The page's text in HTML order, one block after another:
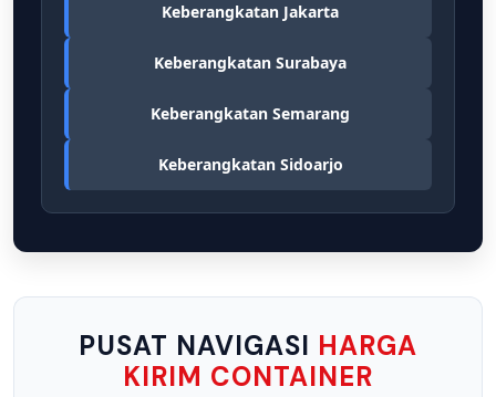
Keberangkatan Jakarta
Keberangkatan Surabaya
Keberangkatan Semarang
Keberangkatan Sidoarjo
PUSAT NAVIGASI HARGA
KIRIM CONTAINER